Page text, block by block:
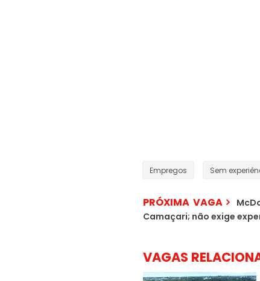
Empregos Sem
PRÓXIMA VAGA
Camaçari; não exige
VAGAS